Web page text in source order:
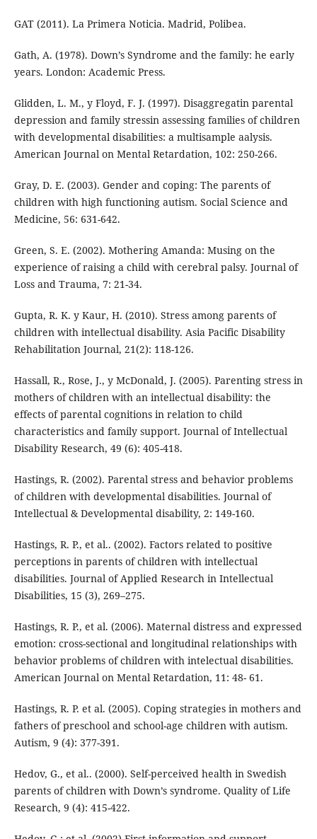
GAT (2011). La Primera Noticia. Madrid, Polibea.
Gath, A. (1978). Down’s Syndrome and the family: he early
years. London: Academic Press.
Glidden, L. M., y Floyd, F. J. (1997). Disaggregatin parental
depression and family stressin assessing families of children
with developmental disabilities: a multisample aalysis.
American Journal on Mental Retardation, 102: 250-266.
Gray, D. E. (2003). Gender and coping: The parents of
children with high functioning autism. Social Science and
Medicine, 56: 631-642.
Green, S. E. (2002). Mothering Amanda: Musing on the
experience of raising a child with cerebral palsy. Journal of
Loss and Trauma, 7: 21-34.
Gupta, R. K. y Kaur, H. (2010). Stress among parents of
children with intellectual disability. Asia Pacific Disability
Rehabilitation Journal, 21(2): 118-126.
Hassall, R., Rose, J., y McDonald, J. (2005). Parenting stress in
mothers of children with an intellectual disability: the
effects of parental cognitions in relation to child
characteristics and family support. Journal of Intellectual
Disability Research, 49 (6): 405-418.
Hastings, R. (2002). Parental stress and behavior problems
of children with developmental disabilities. Journal of
Intellectual & Developmental disability, 2: 149-160.
Hastings, R. P., et al.. (2002). Factors related to positive
perceptions in parents of children with intellectual
disabilities. Journal of Applied Research in Intellectual
Disabilities, 15 (3), 269–275.
Hastings, R. P., et al. (2006). Maternal distress and expressed
emotion: cross-sectional and longitudinal relationships with
behavior problems of children with intelectual disabilities.
American Journal on Mental Retardation, 11: 48- 61.
Hastings, R. P. et al. (2005). Coping strategies in mothers and
fathers of preschool and school-age children with autism.
Autism, 9 (4): 377-391.
Hedov, G., et al.. (2000). Self-perceived health in Swedish
parents of children with Down’s syndrome. Quality of Life
Research, 9 (4): 415-422.